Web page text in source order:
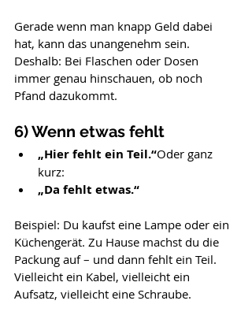
Gerade wenn man knapp Geld dabei
hat, kann das unangenehm sein.
Deshalb: Bei Flaschen oder Dosen
immer genau hinschauen, ob noch
Pfand dazukommt.
6) Wenn etwas fehlt
„Hier fehlt ein Teil.“Oder ganz
kurz:
„Da fehlt etwas.“
Beispiel: Du kaufst eine Lampe oder ein
Küchengerät. Zu Hause machst du die
Packung auf – und dann fehlt ein Teil.
Vielleicht ein Kabel, vielleicht ein
Aufsatz, vielleicht eine Schraube.